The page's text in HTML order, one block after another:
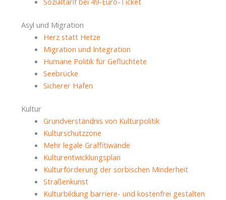
Asyl und Migration
Herz statt Hetze
Migration und Integration
Humane Politik für Geflüchtete
Seebrücke
Sicherer Hafen
Kultur
Grundverständnis von Kulturpolitik
Kulturschutzzone
Mehr legale Graffitiwände
Kulturentwicklungsplan
Kulturförderung der sorbischen Minderheit
Straßenkunst
Kulturbildung barriere- und kostenfrei gestalten